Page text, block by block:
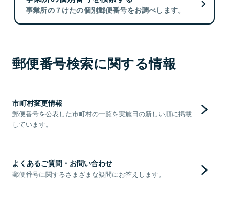
事業所の７けたの個別郵便番号をお調べします。
郵便番号検索に関する情報
市町村変更情報
郵便番号を公表した市町村の一覧を実施日の新しい順に掲載
しています。
よくあるご質問・お問い合わせ
郵便番号に関するさまざまな疑問にお答えします。